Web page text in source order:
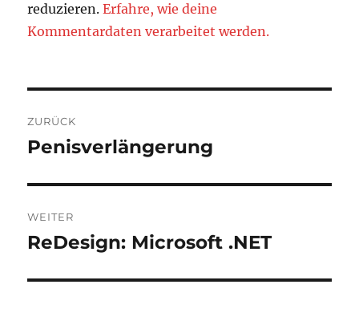
reduzieren.Erfahre, wie deine
Kommentardaten verarbeitet werden.
ZURÜCK
Vorheriger
Penisverlängerung
WEITER
Nächster
ReDesign: Microsoft .NET